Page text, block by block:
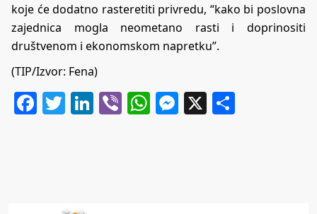
koje će dodatno rasteretiti privredu, “kako bi poslovna
zajednica mogla neometano rasti i doprinositi
društvenom i ekonomskom napretku”.
(TIP/Izvor: Fena)
Facebook
Twitter
LinkedIn
ViberWhatsApp
Messenger
X